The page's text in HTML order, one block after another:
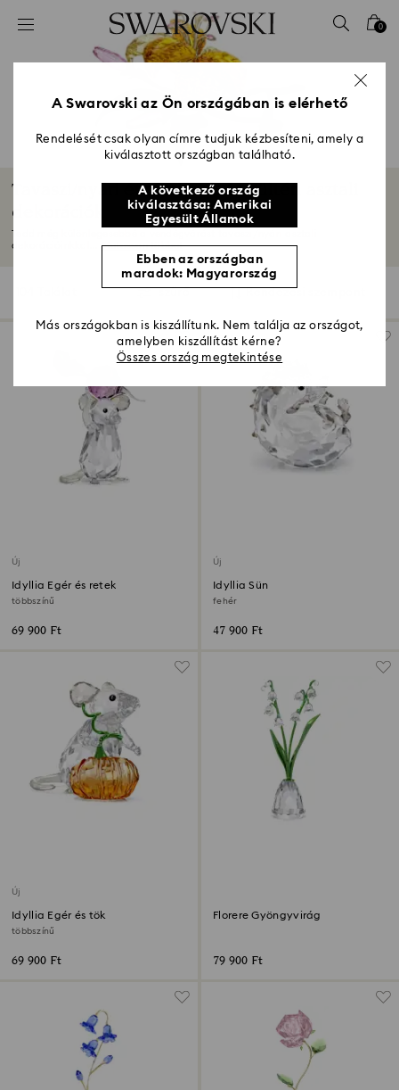
Hozzáférési-kulcs lista
2 - Lábléc
3 – Szűrés
4 - keresési találat
0
Tavaszi/nyári étkészletek és kültéri asztali
dekorációk
Tedd még különlegesebbé a vendégvárást tavaszi/nyári asztali
dekorációinkkal... Mutasson többet
Új
Idyllia Egér és retek
többszínű
69 900 Ft
Új
Idyllia Sün
fehér
47 900 Ft
Új
Idyllia Egér és tök
többszínű
69 900 Ft
Florere Gyöngyvirág
79 900 Ft
A Swarovski az Ön országában is elérhető
Rendelését csak olyan címre tudjuk kézbesíteni, amely a
kiválasztott országban található.
A következő ország
kiválasztása: Amerikai
Egyesült Államok
Ebben az országban
maradok: Magyarország
Más országokban is kiszállítunk. Nem találja az országot,
amelyben kiszállítást kérne?
Összes ország megtekintése